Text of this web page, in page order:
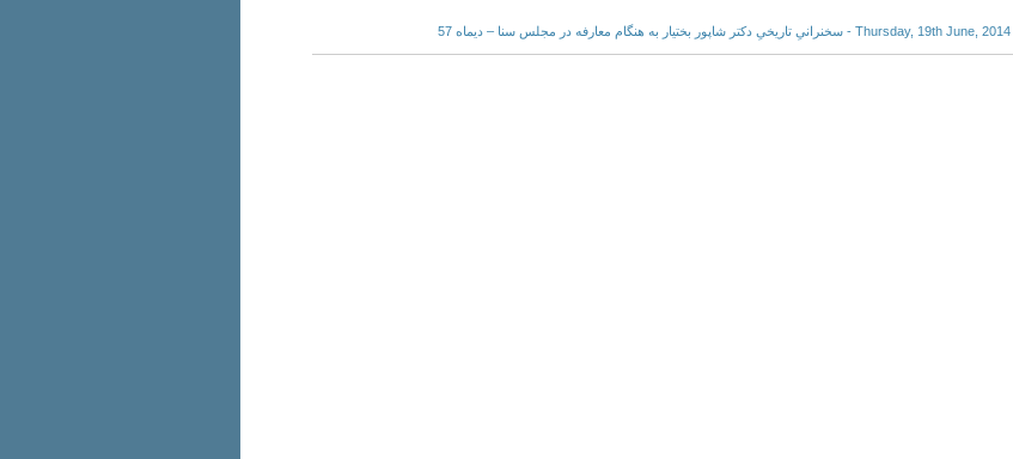
Thursday, 19th June, 2014 - سخنرانیِ تاریخیِ دکتر شاپور بختیار به هنگام معارفه در مجلس سنا – دیماه 57